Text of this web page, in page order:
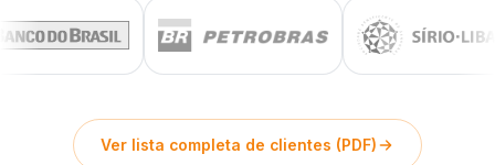
Ver lista completa de clientes (PDF)